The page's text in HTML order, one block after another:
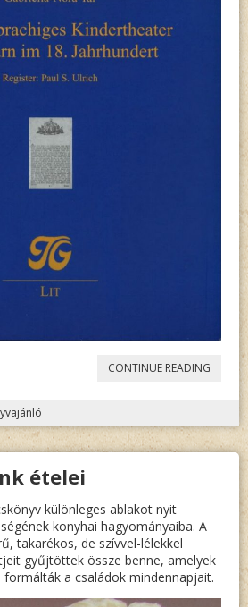
CONTINUE READING
NÓRA
IM
18.
ételei
különleges ablakot nyit
konyhai hagyományaiba. A
takarékos, de szívvel-lélekkel
gyűjtöttek össze benne, amelyek
a családok mindennapjait.